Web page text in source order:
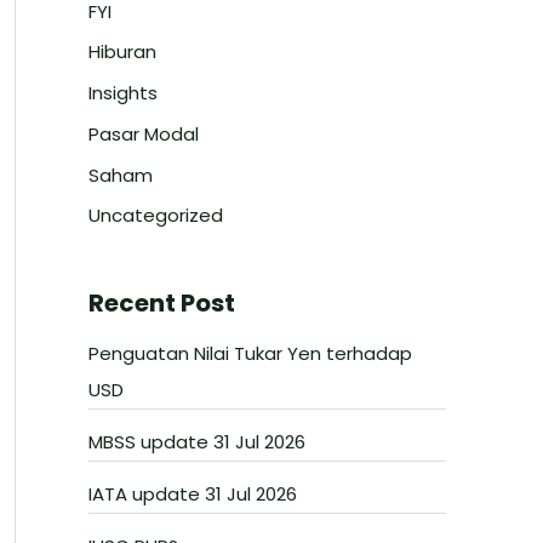
FYI
Hiburan
Insights
Pasar Modal
Saham
Uncategorized
Recent Post
Penguatan Nilai Tukar Yen terhadap
USD
MBSS update 31 Jul 2026
IATA update 31 Jul 2026